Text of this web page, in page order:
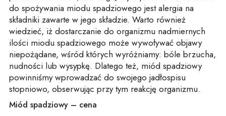
do spożywania miodu spadziowego jest alergia na
składniki zawarte w jego składzie. Warto również
wiedzieć, iż dostarczanie do organizmu nadmiernych
ilości miodu spadziowego może wywoływać objawy
niepożądane, wśród których wyróżniamy: bóle brzucha,
nudności lub wysypkę. Dlatego też, miód spadziowy
powinniśmy wprowadzać do swojego jadłospisu
stopniowo, obserwując przy tym reakcję organizmu.
Miód spadziowy – cena